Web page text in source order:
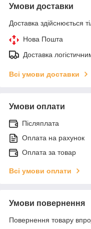
Умови доставки
Доставка здійснюється
Нова Пошта
Доставка
Всі умови доставки
Умови оплати
Післяплата
Оплата на рахунок
Оплата за товар
Всі умови оплати
Умови повернення
Повернення товару